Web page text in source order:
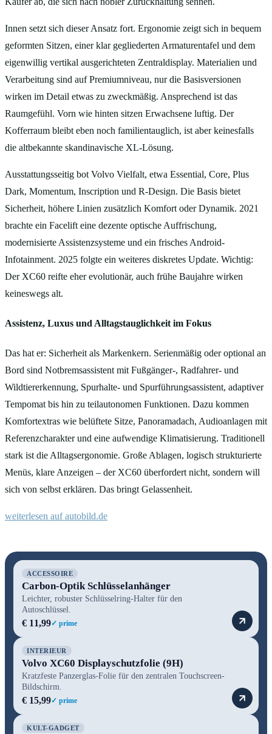
Innen setzt sich dieser Ansatz fort. Ergonomie zeigt sich in bequem
geformten Sitzen, einer klar gegliederten Armaturentafel und dem
eigenwillig vertikal ausgerichteten Zentraldisplay. Materialien und
Verarbeitung sind auf Premiumniveau, nur die Basisversionen
wirken im Detail etwas zu zweckmäßig. Ansprechend ist das
Raumgefühl. Vorn wie hinten sitzen Erwachsene luftig. Der
Kofferraum bleibt eben noch familientauglich, ist aber keinesfalls
die altbekannte skandinavische XL-Lösung.
Ausstattungsseitig bot Volvo Vielfalt, etwa Essential, Core, Plus
Dark, Momentum, Inscription und R-Design. Die Basis bietet
Sicherheit, höhere Linien zusätzlich Komfort oder Dynamik. 2021
brachte ein Facelift eine dezente optische Auffrischung,
modernisierte Assistenzsysteme und ein frisches Android-
Infotainment. 2025 folgte ein weiteres diskretes Update. Wichtig:
Der XC60 reifte eher evolutionär, auch frühe Baujahre wirken
keineswegs alt.
Assistenz, Luxus und Alltagstauglichkeit im Fokus
Das hat er: Sicherheit als Markenkern. Serienmäßig oder optional an
Bord sind Notbremsassistent mit Fußgänger-, Radfahrer- und
Wildtiererkennung, Spurhalte- und Spurführungsassistent, adaptiver
Tempomat bis hin zu teilautonomen Funktionen. Dazu kommen
Komfortextras wie belüftete Sitze, Panoramadach, Audioanlagen mit
Referenzcharakter und eine aufwendige Klimatisierung. Traditionell
stark ist die Alltagsergonomie. Große Ablagen, logisch strukturierte
Menüs, klare Anzeigen – der XC60 überfordert nicht, sondern will
sich von selbst erklären. Das bringt Gelassenheit.
weiterlesen auf autobild.de
ACCESSOIRE
Carbon-Optik Schlüsselanhänger
Leichter, robuster Schlüsselring-Halter für den
Autoschlüssel.
€ 11,99✓ prime
INTERIEUR
Volvo XC60 Displayschutzfolie (9H)
Kratzfeste Panzerglas-Folie für den zentralen Touchscreen-
Bildschirm.
€ 15,99✓ prime
KULT-GADGET